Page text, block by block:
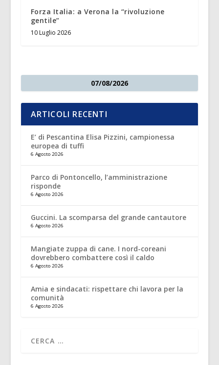
Forza Italia: a Verona la “rivoluzione
gentile”
10 Luglio 2026
07/08/2026
ARTICOLI RECENTI
E’ di Pescantina Elisa Pizzini, campionessa
europea di tuffi
6 Agosto 2026
Parco di Pontoncello, l’amministrazione
risponde
6 Agosto 2026
Guccini. La scomparsa del grande cantautore
6 Agosto 2026
Mangiate zuppa di cane. I nord-coreani
dovrebbero combattere così il caldo
6 Agosto 2026
Amia e sindacati: rispettare chi lavora per la
comunità
6 Agosto 2026